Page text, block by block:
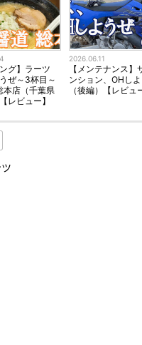
グ】ラーツ
ぜ～3杯目～
本店（千葉県
レビュー】
2026.06.11
【メンテナンス】
ンション、OHし
（後編）【レビュ